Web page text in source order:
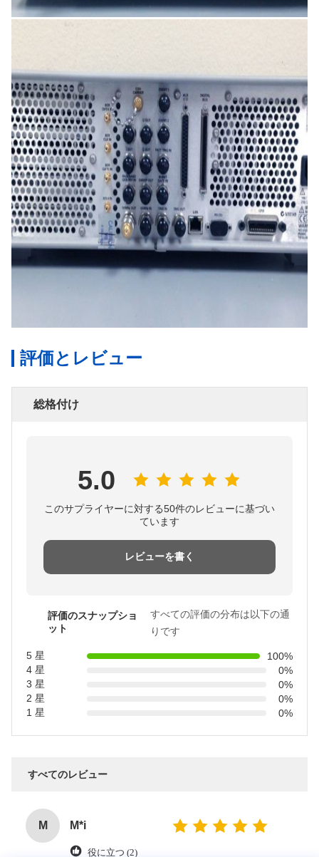
評価とレビュー
総格付け
5.0
このサプライヤーに対する50件のレビューに基づい
ています
レビューを書く
評価のスナップショ
ット
すべての評価の分布は以下の通
りです
5 星
100%
4 星
0%
3 星
0%
2 星
0%
1 星
0%
すべてのレビュー
M M*i
役に立つ (2)